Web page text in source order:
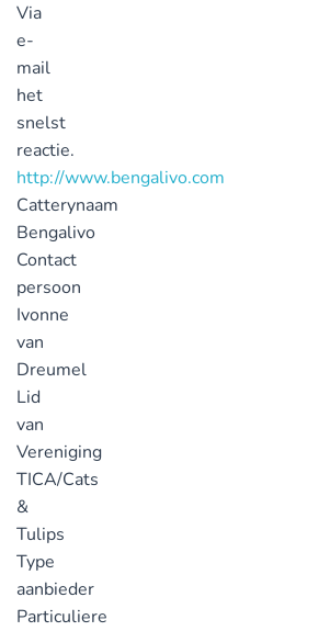
Via
e-
mail
het
snelst
reactie.
http://www.bengalivo.com
Catterynaam
Bengalivo
Contact
persoon
Ivonne
van
Dreumel
Lid
van
Vereniging
TICA/Cats
&
Tulips
Type
aanbieder
Particuliere